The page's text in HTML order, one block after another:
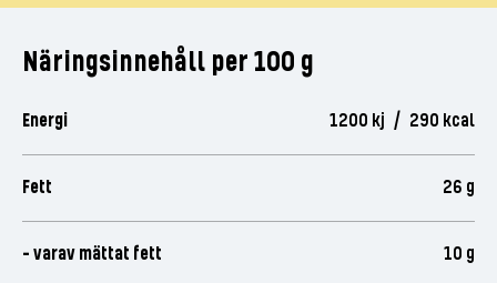
Näringsinnehåll per 100 g
Energi 1200 kj / 290 kcal
Fett 26 g
- varav mättat fett 10 g